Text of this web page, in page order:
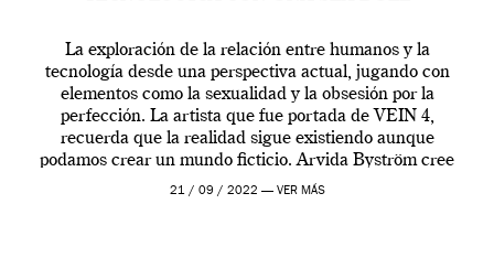
La exploración de la relación entre humanos y la
tecnología desde una perspectiva actual, jugando con
elementos como la sexualidad y la obsesión por la
perfección. La artista que fue portada de VEIN 4,
recuerda que la realidad sigue existiendo aunque
podamos crear un mundo ficticio. Arvida Byström cree
que los humanos tienen un complejo […]
21 / 09 / 2022 — VER MÁS